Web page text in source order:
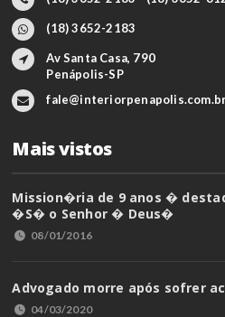
(18) 3652-2183
Av Santa Casa, 790
Penápolis-SP
Mais vistos
Mission�ria de 9 anos �
�S� o Senhor � Deus�
08/01/2016
Advogado morre após sofrer
04/03/2020